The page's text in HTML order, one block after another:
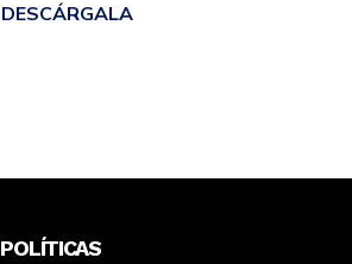
DESCÁRGALA
POLÍTICAS